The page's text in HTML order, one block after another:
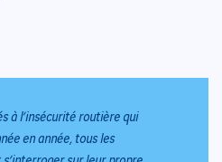
à l’insécurité routière qui
en année, tous les